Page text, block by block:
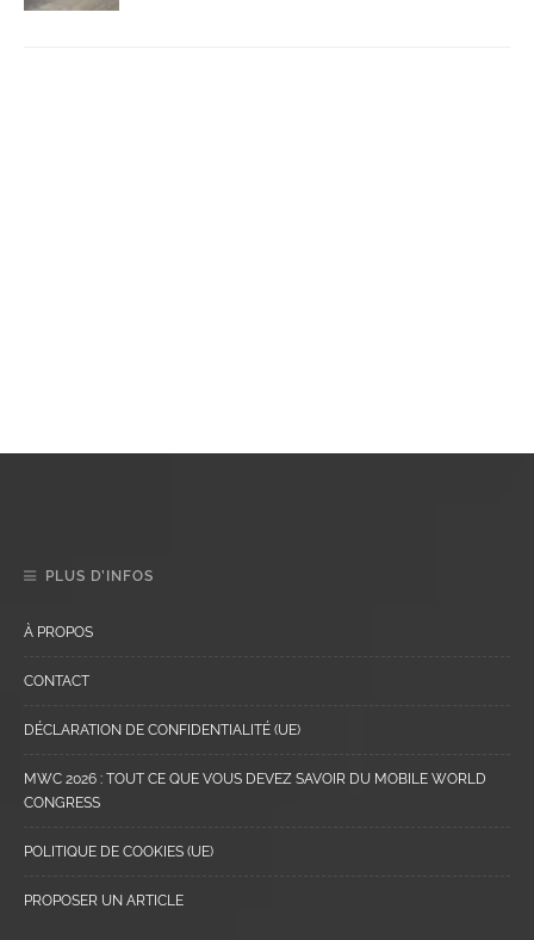
PLUS D’INFOS
À PROPOS
CONTACT
DÉCLARATION DE CONFIDENTIALITÉ (UE)
MWC 2026 : TOUT CE QUE VOUS DEVEZ SAVOIR DU MOBILE WORLD
CONGRESS
POLITIQUE DE COOKIES (UE)
PROPOSER UN ARTICLE